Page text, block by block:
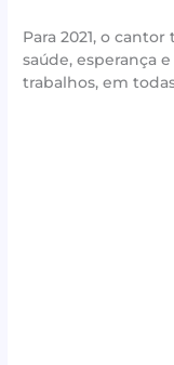
Para 2021, o
saúde, esperança
trabalhos, em todas